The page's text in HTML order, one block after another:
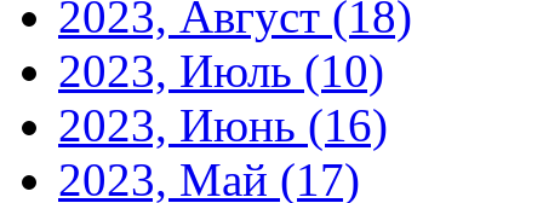
2023, Август (18)
2023, Июль (10)
2023, Июнь (16)
2023, Май (17)